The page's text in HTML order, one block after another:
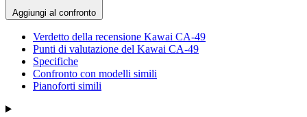
Aggiungi al confronto
Verdetto della recensione Kawai CA-49
Punti di valutazione del Kawai CA-49
Specifiche
Confronto con modelli simili
Pianoforti simili